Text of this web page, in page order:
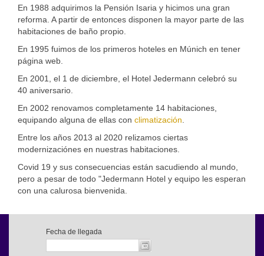
En 1988 adquirimos la Pensión Isaria y hicimos una gran
reforma. A partir de entonces disponen la mayor parte de las
habitaciones de baño propio.
En 1995 fuimos de los primeros hoteles en Múnich en tener
página web.
En 2001, el 1 de diciembre, el Hotel Jedermann celebró su
40 aniversario.
En 2002 renovamos completamente 14 habitaciones,
equipando alguna de ellas con climatización
Entre los años 2013 al 2020 relizamos ciertas
modernizaciónes en nuestras habitaciones.
Covid 19 y sus consecuencias están sacudiendo al mundo,
pero a pesar de todo "Jedermann Hotel y equipo les esperan
con una calurosa bienvenida.